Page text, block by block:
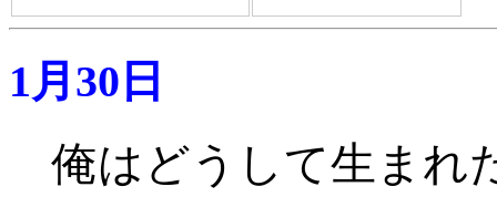
1月30日
俺はどうして生まれ